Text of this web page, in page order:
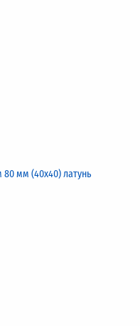
мм (40х40) латунь